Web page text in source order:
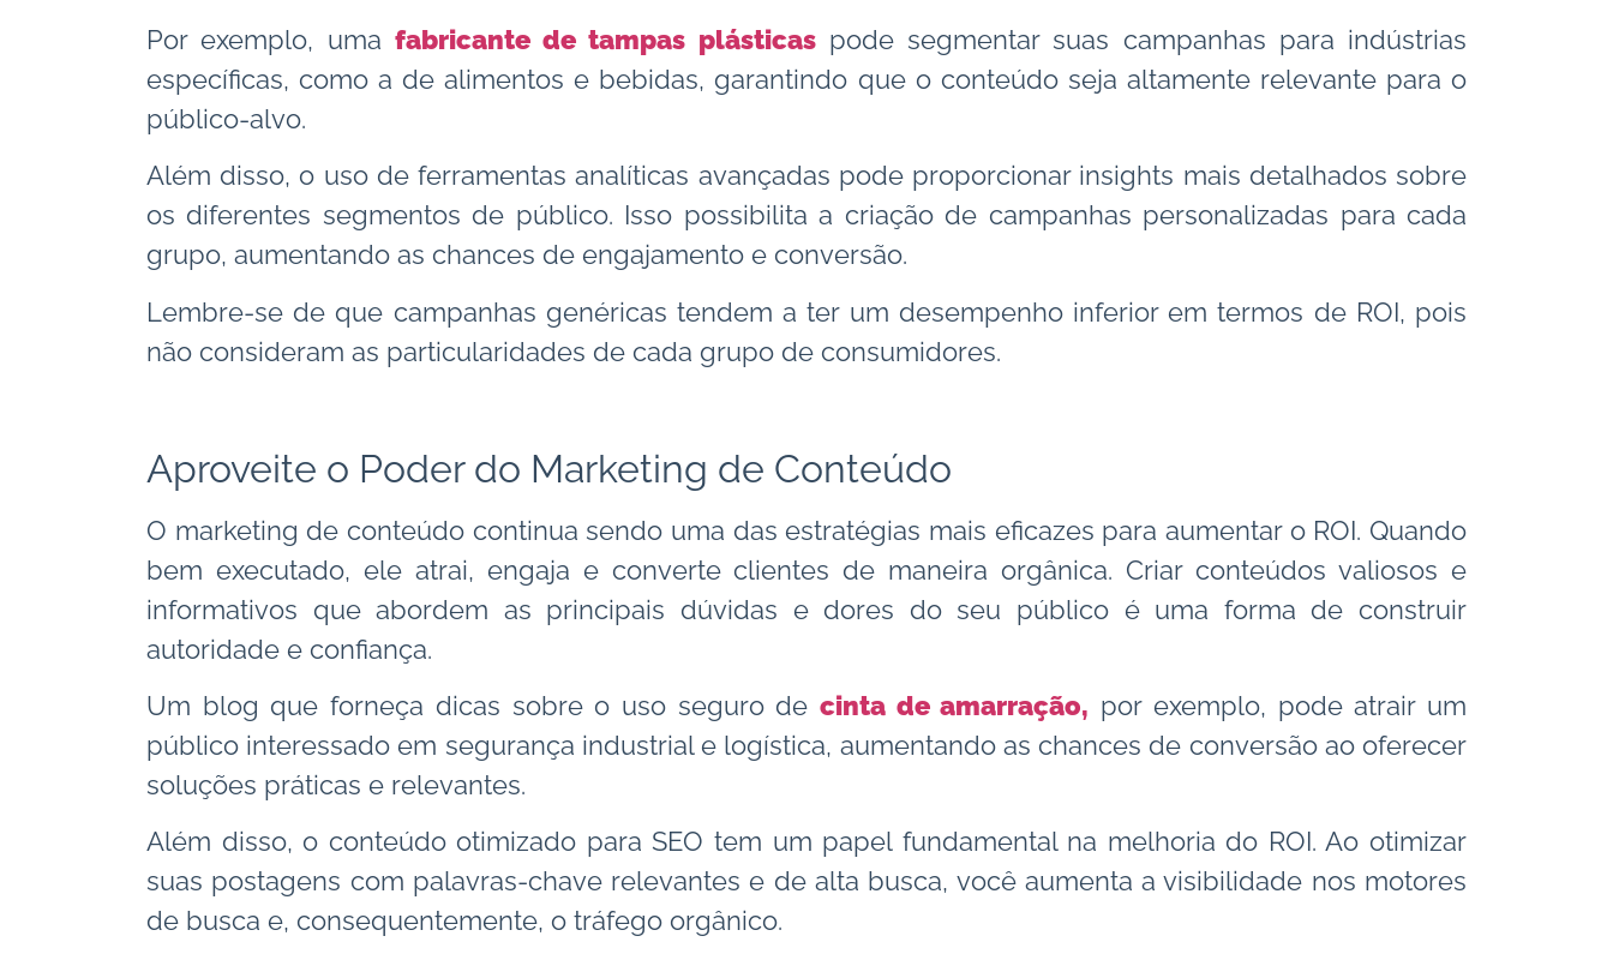
Por exemplo, uma fabricante de tampas plásticaspode segmentar suas campanhas para indústrias
específicas, como a de alimentos e bebidas, garantindo que o conteúdo seja altamente relevante para o
público-alvo.
Além disso, o uso de ferramentas analíticas avançadas pode proporcionar insights mais detalhados sobre
os diferentes segmentos de público. Isso possibilita a criação de campanhas personalizadas para cada
grupo, aumentando as chances de engajamento e conversão.
Lembre-se de que campanhas genéricas tendem a ter um desempenho inferior em termos de ROI, pois
não consideram as particularidades de cada grupo de consumidores.
Aproveite o Poder do Marketing de Conteúdo
O marketing de conteúdo continua sendo uma das estratégias mais eficazes para aumentar o ROI. Quando
bem executado, ele atrai, engaja e converte clientes de maneira orgânica. Criar conteúdos valiosos e
informativos que abordem as principais dúvidas e dores do seu público é uma forma de construir
autoridade e confiança.
Um blog que forneça dicas sobre o uso seguro decinta de amarração, por exemplo, pode atrair um
público interessado em segurança industrial e logística, aumentando as chances de conversão ao oferecer
soluções práticas e relevantes.
Além disso, o conteúdo otimizado para SEO tem um papel fundamental na melhoria do ROI. Ao otimizar
suas postagens com palavras-chave relevantes e de alta busca, você aumenta a visibilidade nos motores
de busca e, consequentemente, o tráfego orgânico.